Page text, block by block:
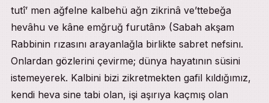
tutî’ men ağfelne kalbehü ağn zikrinâ ve’ttebeğa
hevâhu ve kâne emğruğ furutân» (Sabah akşam
Rabbinin rızasını arayanlağla birlikte sabret nefsinı.
Onlardan gözlerini çevirme; dünya hayatının süsini
istemeyerek. Kalbini bizi zikretmekten gafil kıldığımız,
kendi heva sine tabi olan, işi aşırıya kaçmış olan